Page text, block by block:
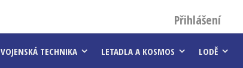
Přihlášení
VOJENSKÁ TECHNIKA LETADLA A KOSMOS LODĚ